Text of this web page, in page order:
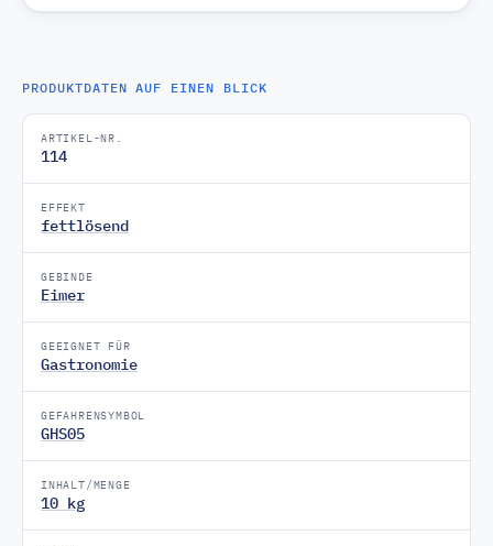
PRODUKTDATEN AUF EINEN BLICK
ARTIKEL-NR.
114
EFFEKT
fettlösend
GEBINDE
Eimer
GEEIGNET FÜR
Gastronomie
GEFAHRENSYMBOL
GHS05
INHALT/MENGE
10 kg